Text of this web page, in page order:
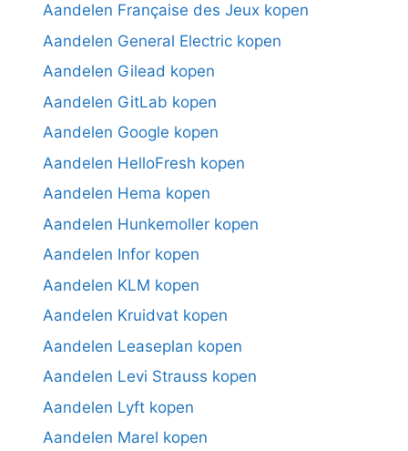
Aandelen Française des Jeux kopen
Aandelen General Electric kopen
Aandelen Gilead kopen
Aandelen GitLab kopen
Aandelen Google kopen
Aandelen HelloFresh kopen
Aandelen Hema kopen
Aandelen Hunkemoller kopen
Aandelen Infor kopen
Aandelen KLM kopen
Aandelen Kruidvat kopen
Aandelen Leaseplan kopen
Aandelen Levi Strauss kopen
Aandelen Lyft kopen
Aandelen Marel kopen